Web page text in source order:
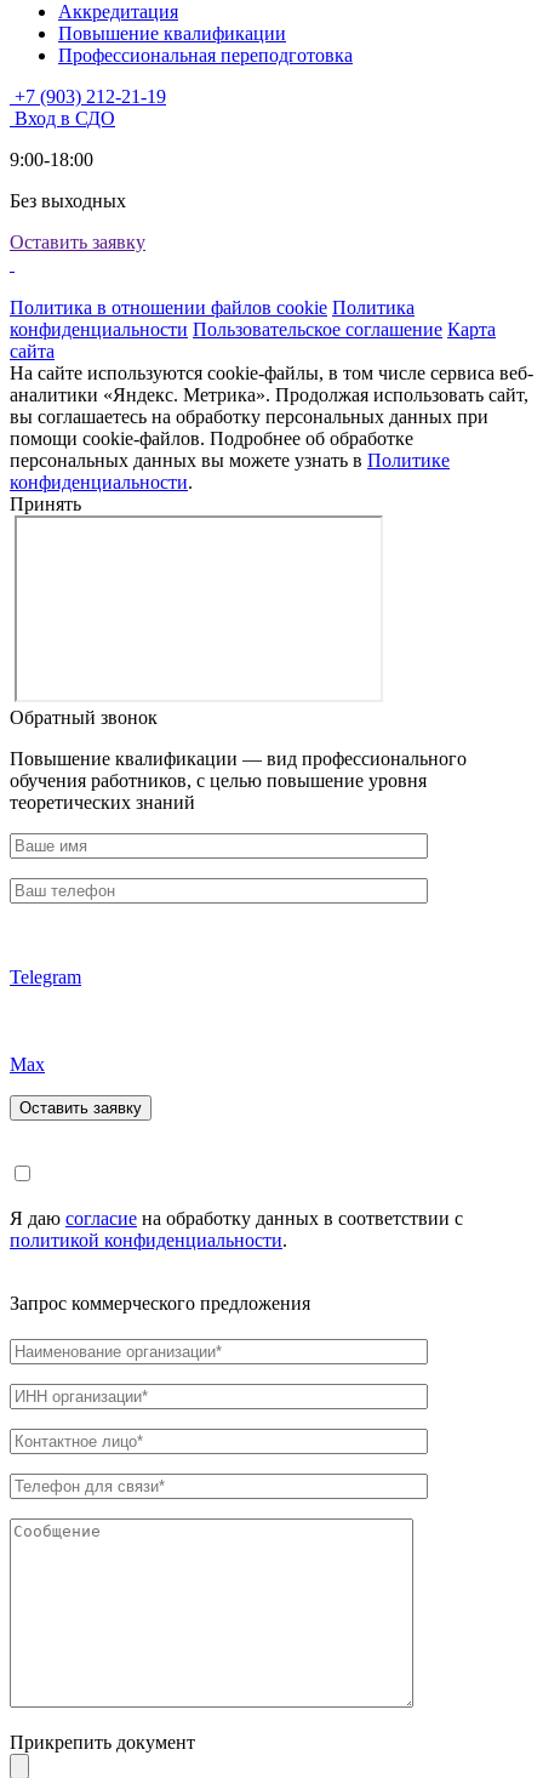
Аккредитация
Повышение квалификации
Профессиональная переподготовка
+7 (903) 212-21-19
Вход в СДО
9:00-18:00
Без выходных
Оставить заявку
Политика в отношении файлов cookie Политика
конфиденциальности Пользовательское соглашение Карта
сайта
На сайте используются cookie-файлы, в том числе сервиса веб-
аналитики «Яндекс. Метрика». Продолжая использовать сайт,
вы соглашаетесь на обработку персональных данных при
помощи cookie-файлов. Подробнее об обработке
персональных данных вы можете узнать в Политике
конфиденциальности.
Принять
Обратный звонок
Повышение квалификации — вид профессионального
обучения работников, с целью повышение уровня
теоретических знаний
Telegram
Max
Я даю согласие на обработку данных в соответствии с
политикой конфиденциальности.
Запрос коммерческого предложения
Прикрепить документ